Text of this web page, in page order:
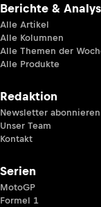
Berichte &
Alle Artikel
Alle Kolumnen
Alle Themen der
Alle Produkte
Redaktion
Newsletter abonnieren
Unser Team
Kontakt
Serien
MotoGP
Formel 1